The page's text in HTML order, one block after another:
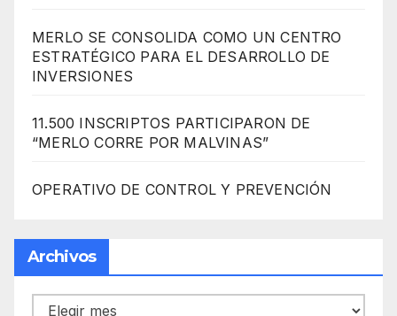
MERLO SE CONSOLIDA COMO UN CENTRO
ESTRATÉGICO PARA EL DESARROLLO DE
INVERSIONES
11.500 INSCRIPTOS PARTICIPARON DE
“MERLO CORRE POR MALVINAS”
OPERATIVO DE CONTROL Y PREVENCIÓN
Archivos
Archivos